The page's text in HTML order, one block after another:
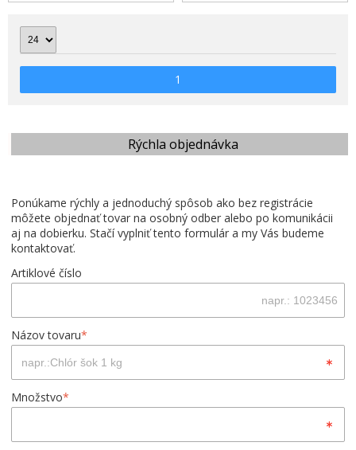
Rýchla objednávka
Ponúkame rýchly a jednoduchý spôsob ako bez registrácie
môžete objednať tovar na osobný odber alebo po komunikácii
aj na dobierku. Stačí vyplniť tento formulár a my Vás budeme
kontaktovať.
Artiklové číslo
Názov tovaru*
Množstvo*
1